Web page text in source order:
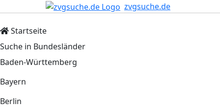
zvgsuche.de
Startseite
Suche in Bundesländer
Baden-Württemberg
Bayern
Berlin